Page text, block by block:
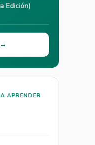
Edición)
APRENDER